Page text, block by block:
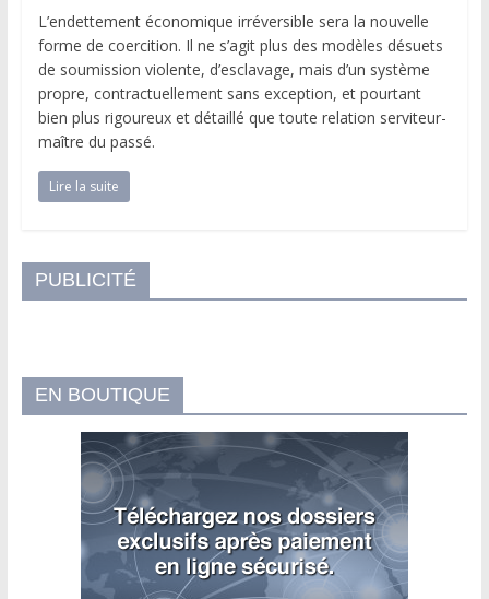
L’endettement économique irréversible sera la nouvelle
forme de coercition. Il ne s’agit plus des modèles désuets
de soumission violente, d’esclavage, mais d’un système
propre, contractuellement sans exception, et pourtant
bien plus rigoureux et détaillé que toute relation serviteur-
maître du passé.
Lire la suite
PUBLICITÉ
EN BOUTIQUE